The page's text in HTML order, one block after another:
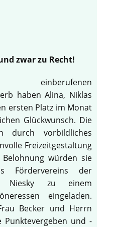
zwar zu Recht!
haben Alina, Niklas
ersten Platz im Monat
Glückwunsch. Die
durch vorbildliches
Freizeitgestaltung
würden sie
Fördervereins der
Niesky zu einem
eingeladen.
Becker und Herrn
und -